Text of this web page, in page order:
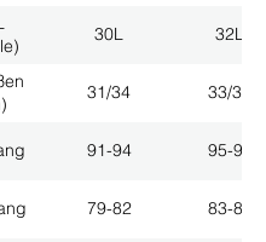
30L 32L
31/34 33/34
91-94 95-98
79-82 83-86